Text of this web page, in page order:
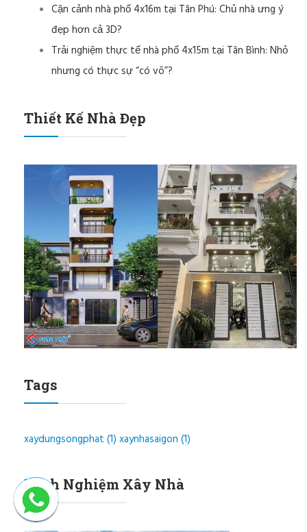
Cận cảnh nhà phố 4x16m tại Tân Phú: Chủ nhà ưng ý
đẹp hơn cả 3D?
Trải nghiệm thực tế nhà phố 4x15m tại Tân Bình: Nhỏ
nhưng có thực sự “có võ”?
Thiết Kế Nhà Đẹp
Tags
xaydungsongphat (1) xaynhasaigon (1)
Kinh Nghiệm Xây Nhà